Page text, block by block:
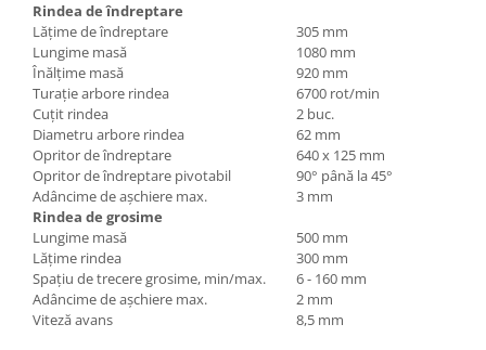
Mandrină cu 3 fălci din otel
Mandrină cu 4 fălci din fontă
Mandrină cu 4 fălci din otel
Seturi de unelte pentru strungarie
Standuri pentru strunguri
Instrumente de prindere
Dispozitive de prindere pentru
unelte
Elemente de prindere mecanică
Fălci pentru PHV / VHV
Menghine
Mese rotative / mese inclinabile /
Rindea de îndreptare
Lăţime de îndreptare
305 mm
Lungime masă
1080 mm
Înălţime masă
920 mm
Turaţie arbore rindea
6700 rot/min
Cuţit rindea
2 buc.
Diametru arbore rindea
62 mm
Opritor de îndreptare
640 x 125 mm
Opritor de îndreptare pivotabil
90° până la 45°
Adâncime de aşchiere max.
3 mm
Rindea de grosime
Lungime masă
500 mm
Lăţime rindea
300 mm
Spaţiu de trecere grosime, min/max.
6 - 160 mm
Adâncime de aşchiere max.
2 mm
Viteză avans
8,5 mm